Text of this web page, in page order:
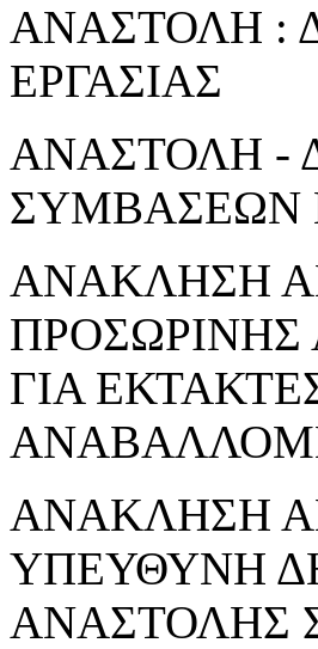
ΑΝΑΣΤΟΛΗ :
ΕΡΓΑΣΙΑΣ
ΑΝΑΣΤΟΛΗ -
ΣΥΜΒΑΣΕΩΝ
ΑΝΑΚΛΗΣΗ
ΓΙΑ
ΑΝΑΚΛΗΣΗ
ΥΠΕΥΘΥΝΗ
ΑΝΑΣΤΟΛΗΣ